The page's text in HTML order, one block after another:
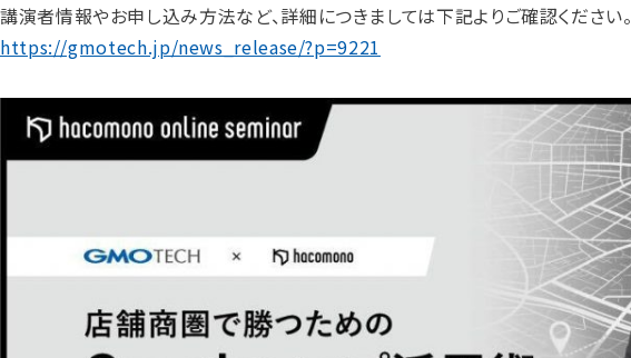
講演者情報やお申し込み方法など、詳細につきましては下記よりご確認ください。
https://gmotech.jp/news_release/?p=9221